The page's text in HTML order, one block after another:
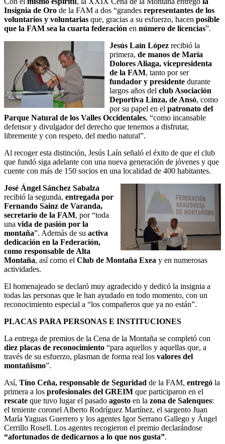
Insignia de Oro de la FAM a dos “grandes representantes de los
voluntarios y voluntarias que, gracias a su esfuerzo, hacen posible
que la FAM sea la cuarta federación en número de licencias”.
Jesús Laín López recibió la
primera, de manos de María
Dolores Aliaga, vicepresidenta
de la FAM, tanto por ser
fundador y presidente durante
largos años del club Asociación
Deportiva Linza, de Ansó, como
por su papel en el patronato del
Parque Natural de los Valles Occidentales, “como incansable
defensor y divulgador del derecho que tenemos a disfrutar,
libremente y con respeto, del medio natural”.
Al recoger esta distinción, Jesús Laín señaló el éxito de que el club
que fundó siga adelante con una nueva generación de jóvenes y que
cuente con más de 150 socios en una localidad de 400 habitantes.
José Ángel Sánchez Sabalza
recibió la segunda, entregada por
Fernando Sainz de Varanda,
secretario de la FAM, por “toda
una vida de pasión por la
montaña”. Además de su activa
dedicación en la Federación,
como responsable de Alta
Montaña, así como el Club de Montaña Exea y en numerosas
actividades.
El homenajeado se declaró muy agradecido y dedicó la insignia a
todas las personas que le han ayudado en todo momento, con un
reconocimiento especial a “los compañeros que ya no están”.
PLACAS PARA PERSONAS E INSTITUCIONES
La entrega de premios de la Cena de la Montaña se completó con
diez placas de reconocimiento “para aquellos y aquellas que, a
través de su esfuerzo, plasman de forma real los valores del
montañismo”.
Así, Tino Ceña, responsable de Seguridad de la FAM, entregó la
primera a los profesionales del GREIM que participaron en el
rescate que tuvo lugar el pasado agosto en la zona de Salenques:
el teniente coronel Alberto Rodríguez Martínez, el sargento Juan
María Yaguas Guerrero y los agentes Igor Serrano Gallego y Ángel
Cerrillo Rosell. Los agentes recogieron el premio declarándose
“afortunados de dedicarnos a lo que nos gusta”.